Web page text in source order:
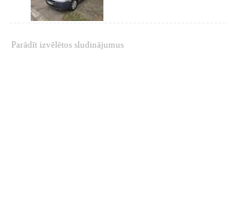
Parādīt izvēlētos sludinājumus